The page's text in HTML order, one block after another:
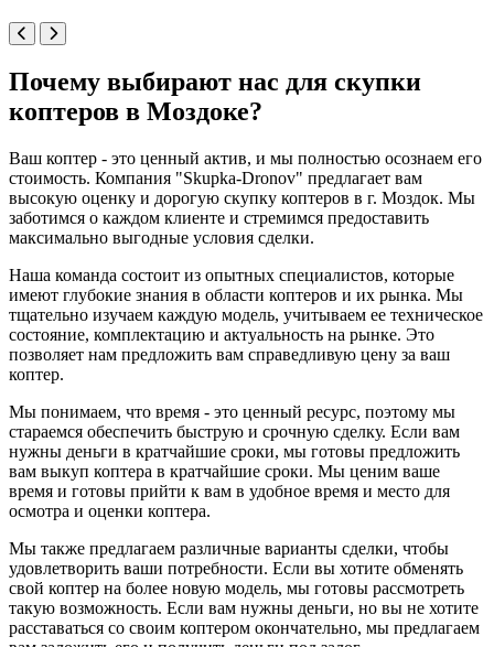
Почему выбирают нас для скупки
коптеров в Моздоке?
Ваш коптер - это ценный актив, и мы полностью осознаем его
стоимость. Компания "Skupka-Dronov" предлагает вам
высокую оценку и дорогую скупку коптеров в г. Моздок. Мы
заботимся о каждом клиенте и стремимся предоставить
максимально выгодные условия сделки.
Наша команда состоит из опытных специалистов, которые
имеют глубокие знания в области коптеров и их рынка. Мы
тщательно изучаем каждую модель, учитываем ее техническое
состояние, комплектацию и актуальность на рынке. Это
позволяет нам предложить вам справедливую цену за ваш
коптер.
Мы понимаем, что время - это ценный ресурс, поэтому мы
стараемся обеспечить быструю и срочную сделку. Если вам
нужны деньги в кратчайшие сроки, мы готовы предложить
вам выкуп коптера в кратчайшие сроки. Мы ценим ваше
время и готовы прийти к вам в удобное время и место для
осмотра и оценки коптера.
Мы также предлагаем различные варианты сделки, чтобы
удовлетворить ваши потребности. Если вы хотите обменять
свой коптер на более новую модель, мы готовы рассмотреть
такую возможность. Если вам нужны деньги, но вы не хотите
расставаться со своим коптером окончательно, мы предлагаем